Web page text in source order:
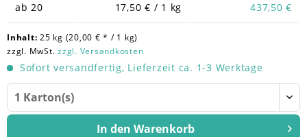
ab20 17,50 € / 1 kg 437,50 €
Inhalt: 25 kg (20,00 € * / 1 kg)
zzgl. MwSt. zzgl. Versandkosten
Sofort versandfertig, Lieferzeit ca. 1-3 Werktage
In den Warenkorb